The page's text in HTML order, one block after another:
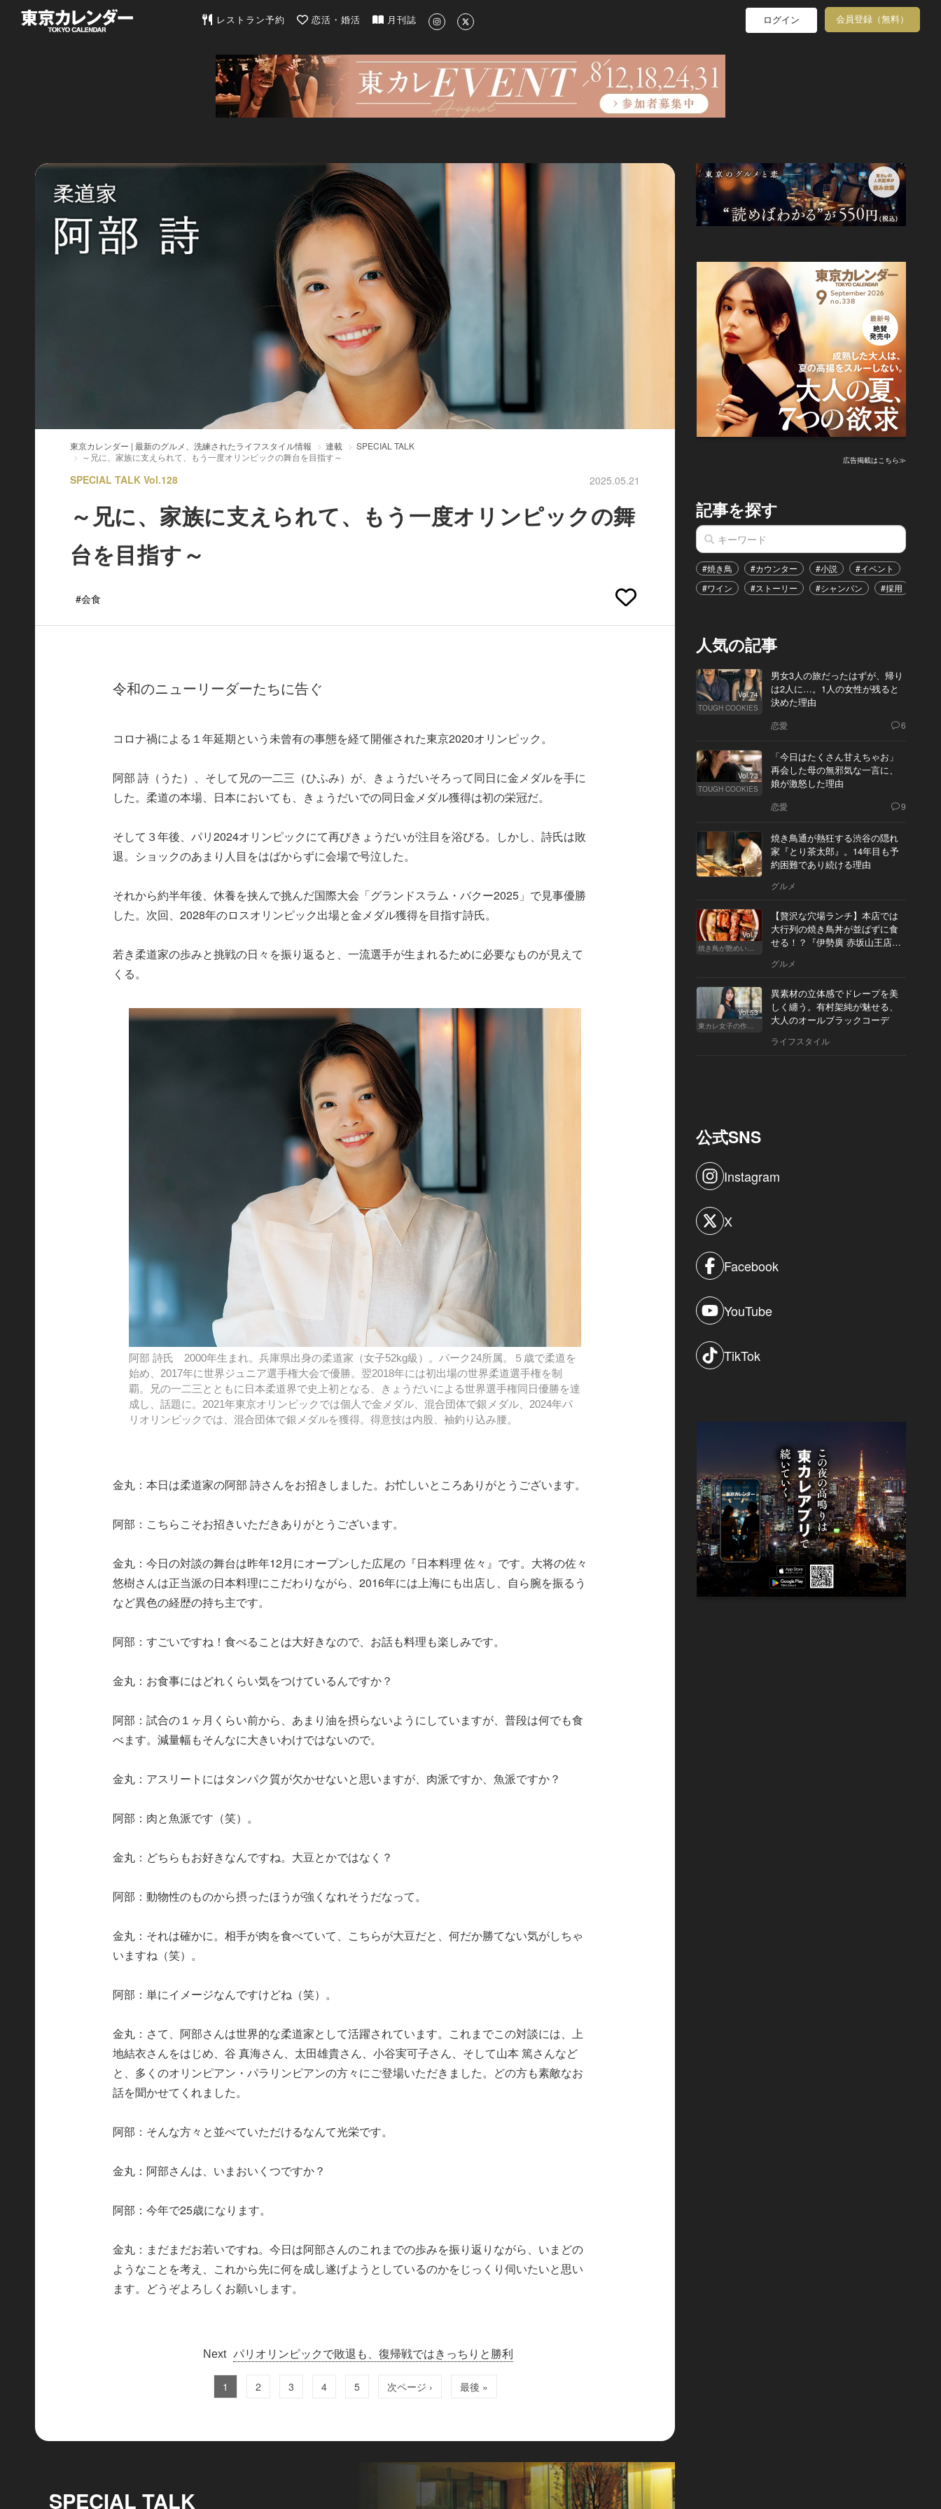
東京カレンダー | 最新のグルメ、洗練されたライフスタイル情報
レストラン予約 恋活・婚活 月刊誌 ログイン 会員登録（無料）
東京カレンダー | 最新のグルメ、洗練されたライフスタイル情報 連載
SPECIAL TALK
～兄に、家族に支えられて、もう一度オリンピックの舞台を目指す～
SPECIAL TALK Vol.128 2025.05.21
～兄に、家族に支えられて、もう一度オリンピックの舞
台を目指す～
#会食
令和のニューリーダーたちに告ぐ
コロナ禍による１年延期という未曾有の事態を経て開催された東京2020オリンピック。
阿部 詩（うた）、そして兄の一二三（ひふみ）が、きょうだいそろって同日に金メダルを手に
した。柔道の本場、日本においても、きょうだいでの同日金メダル獲得は初の栄冠だ。
そして３年後、パリ2024オリンピックにて再びきょうだいが注目を浴びる。しかし、詩氏は敗
退。ショックのあまり人目をはばからずに会場で号泣した。
それから約半年後、休養を挟んで挑んだ国際大会「グランドスラム・バクー2025」で見事優勝
した。次回、2028年のロスオリンピック出場と金メダル獲得を目指す詩氏。
若き柔道家の歩みと挑戦の日々を振り返ると、一流選手が生まれるために必要なものが見えて
くる。
阿部 詩氏 2000年生まれ。兵庫県出身の柔道家（女子52kg級）。パーク24所属。５歳で柔道を
始め、2017年に世界ジュニア選手権大会で優勝。翌2018年には初出場の世界柔道選手権を制
覇。兄の一二三とともに日本柔道界で史上初となる、きょうだいによる世界選手権同日優勝を達
成し、話題に。2021年東京オリンピックでは個人で金メダル、混合団体で銀メダル、2024年パ
リオリンピックでは、混合団体で銀メダルを獲得。得意技は内股、袖釣り込み腰。
金丸：本日は柔道家の阿部 詩さんをお招きしました。お忙しいところありがとうございます。
阿部：こちらこそお招きいただきありがとうございます。
金丸：今日の対談の舞台は昨年12月にオープンした広尾の『日本料理 佐々』です。大将の佐々
悠樹さんは正当派の日本料理にこだわりながら、2016年には上海にも出店し、自ら腕を振るう
など異色の経歴の持ち主です。
阿部：すごいですね！食べることは大好きなので、お話も料理も楽しみです。
金丸：お食事にはどれくらい気をつけているんですか？
阿部：試合の１ヶ月くらい前から、あまり油を摂らないようにしていますが、普段は何でも食
べます。減量幅もそんなに大きいわけではないので。
金丸：アスリートにはタンパク質が欠かせないと思いますが、肉派ですか、魚派ですか？
阿部：肉と魚派です（笑）。
金丸：どちらもお好きなんですね。大豆とかではなく？
阿部：動物性のものから摂ったほうが強くなれそうだなって。
金丸：それは確かに。相手が肉を食べていて、こちらが大豆だと、何だか勝てない気がしちゃ
いますね（笑）。
阿部：単にイメージなんですけどね（笑）。
金丸：さて、阿部さんは世界的な柔道家として活躍されています。これまでこの対談には、上
地結衣さんをはじめ、谷 真海さん、太田雄貴さん、小谷実可子さん、そして山本 篤さんなど
と、多くのオリンピアン・パラリンピアンの方々にご登場いただきました。どの方も素敵なお
話を聞かせてくれました。
阿部：そんな方々と並べていただけるなんて光栄です。
金丸：阿部さんは、いまおいくつですか？
阿部：今年で25歳になります。
金丸：まだまだお若いですね。今日は阿部さんのこれまでの歩みを振り返りながら、いまどの
ようなことを考え、これから先に何を成し遂げようとしているのかをじっくり伺いたいと思い
ます。どうぞよろしくお願いします。
パリオリンピックで敗退も、復帰戦ではきっちりと勝利
1 2 3 4 5 次ページ › 最後 »
SPECIAL TALK
広告掲載はこちら≫
記事を探す
#焼き鳥 #カウンター #小説 #イベント
#ワイン
#ストーリー #シャンパン #採用
人気の記事
Vol.74
TOUGH COOKIES
男女3人の旅だったはずが、帰り
は2人に…。1人の女性が残ると
決めた理由
恋愛 6
Vol.73
TOUGH COOKIES
「今日はたくさん甘えちゃお」
再会した母の無邪気な一言に、
娘が激怒した理由
恋愛 9
焼き鳥通が熱狂する渋谷の隠れ
家『とり茶太郎』。14年目も予
約困難であり続ける理由
グルメ
Vol.7
焼き鳥が艶めいてきた
【贅沢な穴場ランチ】本店では
大行列の焼き鳥丼が並ばずに食
せる！？『伊勢廣 赤坂山王店』
グルメ
Vol.53
東カレ女子の作り方
異素材の立体感でドレープを美
しく纏う。有村架純が魅せる、
大人のオールブラックコーデ
ライフスタイル
公式SNS
Instagram
X
Facebook
YouTube
TikTok